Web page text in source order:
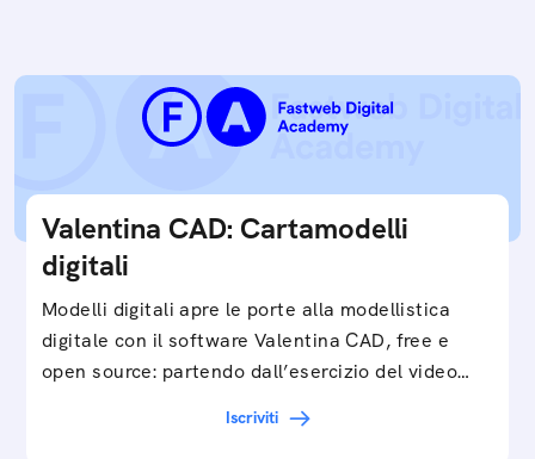
Valentina CAD: Cartamodelli
digitali
Modelli digitali apre le porte alla modellistica
digitale con il software Valentina CAD, free e
open source: partendo dall’esercizio del video…
Iscriviti